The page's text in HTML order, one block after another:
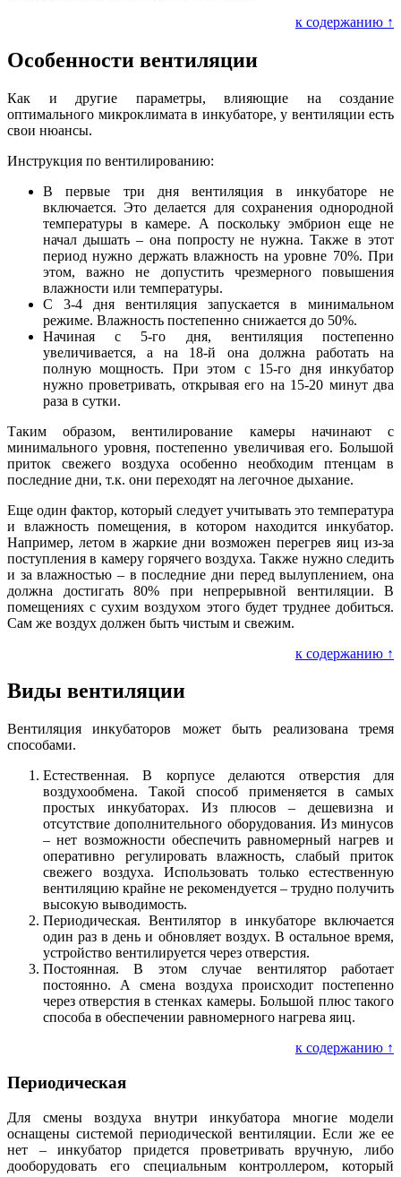
к содержанию ↑
Особенности вентиляции
Как и другие параметры, влияющие на создание
оптимального микроклимата в инкубаторе, у вентиляции есть
свои нюансы.
Инструкция по вентилированию:
В первые три дня вентиляция в инкубаторе не
включается. Это делается для сохранения однородной
температуры в камере. А поскольку эмбрион еще не
начал дышать – она попросту не нужна. Также в этот
период нужно держать влажность на уровне 70%. При
этом, важно не допустить чрезмерного повышения
влажности или температуры.
С 3-4 дня вентиляция запускается в минимальном
режиме. Влажность постепенно снижается до 50%.
Начиная с 5-го дня, вентиляция постепенно
увеличивается, а на 18-й она должна работать на
полную мощность. При этом с 15-го дня инкубатор
нужно проветривать, открывая его на 15-20 минут два
раза в сутки.
Таким образом, вентилирование камеры начинают с
минимального уровня, постепенно увеличивая его. Большой
приток свежего воздуха особенно необходим птенцам в
последние дни, т.к. они переходят на легочное дыхание.
Еще один фактор, который следует учитывать это температура
и влажность помещения, в котором находится инкубатор.
Например, летом в жаркие дни возможен перегрев яиц из-за
поступления в камеру горячего воздуха. Также нужно следить
и за влажностью – в последние дни перед вылуплением, она
должна достигать 80% при непрерывной вентиляции. В
помещениях с сухим воздухом этого будет труднее добиться.
Сам же воздух должен быть чистым и свежим.
к содержанию ↑
Виды вентиляции
Вентиляция инкубаторов может быть реализована тремя
способами.
Естественная. В корпусе делаются отверстия для
воздухообмена. Такой способ применяется в самых
простых инкубаторах. Из плюсов – дешевизна и
отсутствие дополнительного оборудования. Из минусов
– нет возможности обеспечить равномерный нагрев и
оперативно регулировать влажность, слабый приток
свежего воздуха. Использовать только естественную
вентиляцию крайне не рекомендуется – трудно получить
высокую выводимость.
Периодическая. Вентилятор в инкубаторе включается
один раз в день и обновляет воздух. В остальное время,
устройство вентилируется через отверстия.
Постоянная. В этом случае вентилятор работает
постоянно. А смена воздуха происходит постепенно
через отверстия в стенках камеры. Большой плюс такого
способа в обеспечении равномерного нагрева яиц.
к содержанию ↑
Периодическая
Для смены воздуха внутри инкубатора многие модели
оснащены системой периодической вентиляции. Если же ее
нет – инкубатор придется проветривать вручную, либо
дооборудовать его специальным контроллером, который